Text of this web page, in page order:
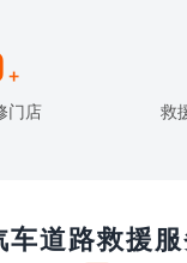
+
门店 救
车道路救援